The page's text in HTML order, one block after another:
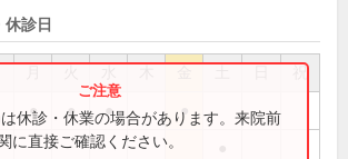
診日
祝
● ● ● ●
休診・休業の場合があります。来院前
に直接ご確認ください。